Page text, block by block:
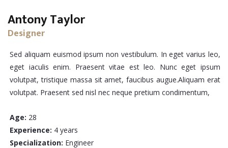
Antony Taylor
Designer
Sed aliquam euismod ipsum non vestibulum. In eget varius leo,
eget iaculis enim. Praesent vitae est leo. Nunc eget ipsum
volutpat, tristique massa sit amet, faucibus augue.Aliquam erat
volutpat. Praesent sed nisl nec neque pretium condimentum,
Age: 28
Experience: 4 years
Specialization: Engineer